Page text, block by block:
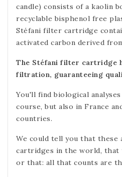
candle) consists of a kaolin
recyclable bisphenol free
Stéfani filter cartridge
activated carbon derived
The Stéfani filter cartridge
filtration, guaranteeing
You'll find biological
course, but also in France
countries.
We could tell you that
cartridges in the world, that
or that: all that counts are